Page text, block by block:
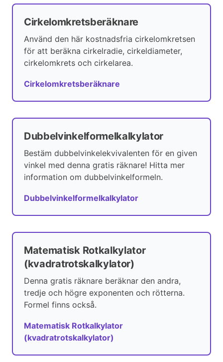
Cirkelomkretsberäknare
Använd den här kostnadsfria cirkelomkretsen
för att beräkna cirkelradie, cirkeldiameter,
cirkelomkrets och cirkelarea.
Cirkelomkretsberäknare
Dubbelvinkelformelkalkylator
Bestäm dubbelvinkelekvivalenten för en given
vinkel med denna gratis räknare! Hitta mer
information om dubbelvinkelformeln.
Dubbelvinkelformelkalkylator
Matematisk Rotkalkylator
(kvadratrotskalkylator)
Denna gratis räknare beräknar den andra,
tredje och högre exponenten och rötterna.
Formel finns också.
Matematisk Rotkalkylator
(kvadratrotskalkylator)